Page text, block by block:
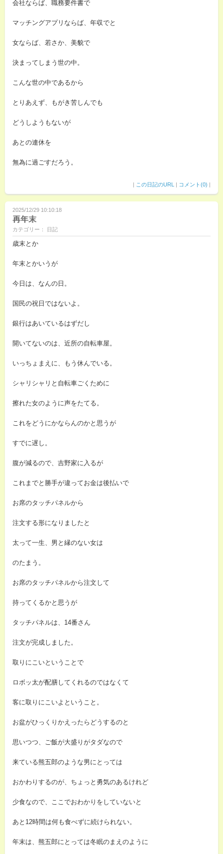
会社ならば、職務要件書で
マッチングアプリならば、年収でと
女ならば、若さか、美貌で
決まってしまう世の中。
こんな世の中であるから
とりあえず、もがき苦しんでも
どうしようもないが
あとの連休を
無為に過ごすだろう。
| この日記のURL | コメント(0) |
2025/12/29 10:10:18
再年末
カテゴリー： 日記
歳末とか
年末とかいうが
今日は、なんの日。
国民の祝日ではないよ。
銀行はあいているはずだし
開いてないのは、近所の自転車屋。
いっちょまえに、もう休んでいる。
シャリシャリと自転車ごくために
擦れた女のように声をたてる。
これをどうにかならんのかと思うが
すでに遅し。
腹が減るので、吉野家に入るが
これまでと勝手が違ってお金は後払いで
お席のタッチパネルから
注文する形になりましたと
太って一生、男と縁のない女は
のたまう。
お席のタッチパネルから注文して
持ってくるかと思うが
タッチパネルは、14番さん
注文が完成しました。
取りにこいということで
ロボッ太が配膳してくれるのではなくて
客に取りにこいよということ。
お盆がひっくりかえったらどうするのと
思いつつ、ご飯が大盛りがタダなので
来ている熊五郎のような男にとっては
おかわりするのが、ちょっと勇気のあるけれど
少食なので、ここでおわかりをしていないと
あと12時間は何も食べずに続けられない。
年末は、熊五郎にとっては冬眠のまえのように